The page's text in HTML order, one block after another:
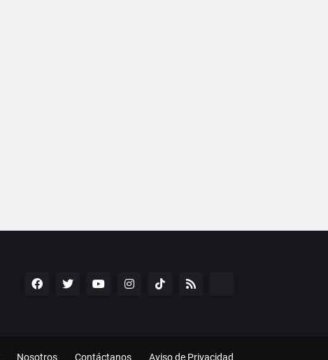
Nosotros Contáctanos Aviso de Privacidad